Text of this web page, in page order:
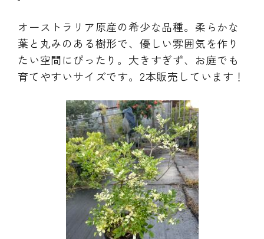
オーストラリア原産の希少な品種。柔らかな
葉と丸みのある樹形で、優しい雰囲気を作り
たい空間にぴったり。大きすぎず、お庭でも
育てやすいサイズです。2本販売しています！